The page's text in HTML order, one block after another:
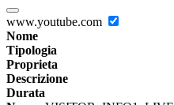
www.youtube.com
Nome
Tipologia
Proprieta
Descrizione
Durata